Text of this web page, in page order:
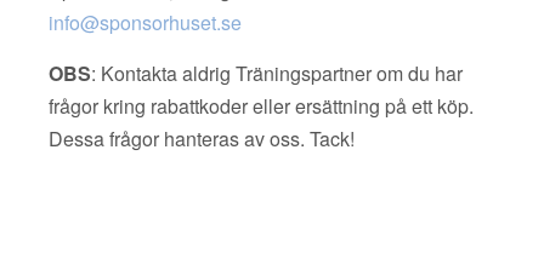
info@sponsorhuset.se
OBS: Kontakta aldrig Träningspartner om du har
frågor kring rabattkoder eller ersättning på ett köp.
Dessa frågor hanteras av oss. Tack!